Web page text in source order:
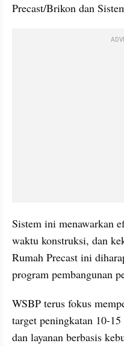
Precast/Brikon dan
Sistem ini menawarkan
waktu konstruksi, dan
Rumah Precast ini
program pembangunan
WSBP terus fokus
target peningkatan 10-
dan layanan berbasis